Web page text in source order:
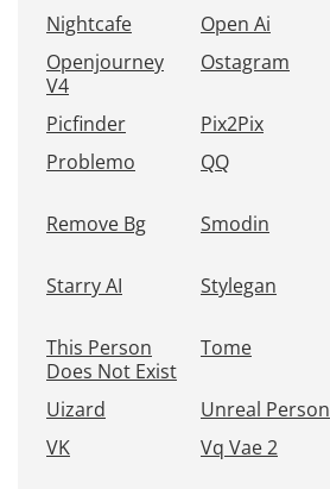
Nightcafe Open Ai
Openjourney
V4
Ostagram
Picfinder Pix2Pix
Problemo
QQ
Remove Bg
Smodin
Starry AI
Stylegan
This Person
Does Not Exist
Tome
Uizard Unreal Person
VK
Vq Vae 2